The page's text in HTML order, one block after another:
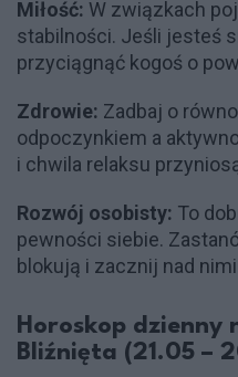
Miłość: W związkach
stabilności. Jeśli jesteś
przyciągnąć kogoś o
Zdrowie: Zadbaj o
odpoczynkiem a
i chwila relaksu
Rozwój osobisty: To
pewności siebie.
blokują i zacznij nad
Horoskop dzienny
Bliźnięta (21.05 –